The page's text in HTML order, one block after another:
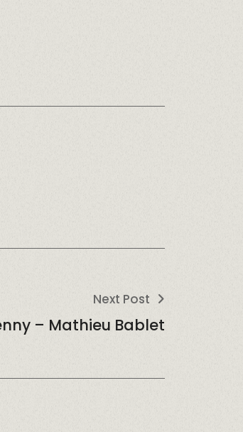
Next Post
– Mathieu Bablet